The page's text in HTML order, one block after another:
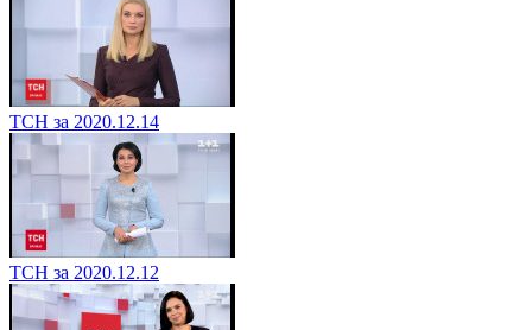
ТСН за 2020.12.14
ТСН за 2020.12.12